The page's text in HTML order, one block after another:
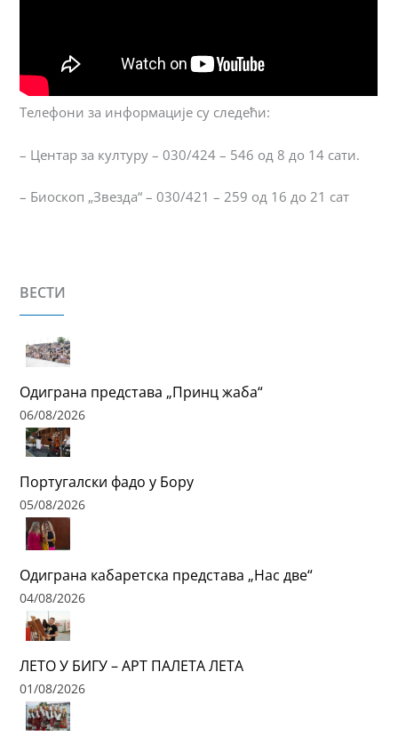
Телефони за информације су следећи:
– Центар за културу – 030/424 – 546 од 8 до 14 сати.
– Биоскоп „Звезда“ – 030/421 – 259 од 16 до 21 сат
ВЕСТИ
Одиграна представа „Принц жаба“
06/08/2026
Португалски фадо у Бору
05/08/2026
Одиграна кабаретска представа „Нас две“
04/08/2026
ЛЕТО У БИГУ – АРТ ПАЛЕТА ЛЕТА
01/08/2026